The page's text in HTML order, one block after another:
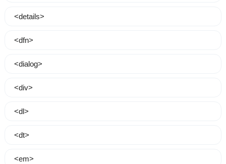
<details>
<dfn>
<dialog>
<div>
<dl>
<dt>
<em>